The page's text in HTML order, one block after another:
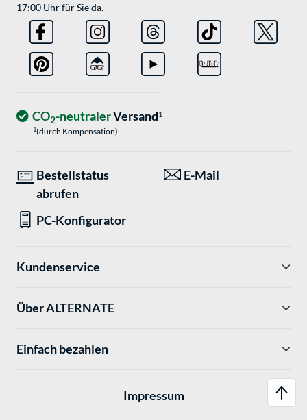
17:00 Uhr für Sie da.
CO2-neutralerVersand1
1(durch Kompensation)
Bestellstatus
abrufen
E-Mail
PC-Konfigurator
Kundenservice
Über ALTERNATE
Einfach bezahlen
Impressum